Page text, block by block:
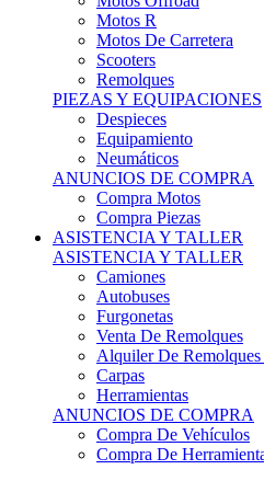
Motos R
Motos De Carretera
Scooters
Remolques
PIEZAS Y EQUIPACIONES
Despieces
Equipamiento
Neumáticos
ANUNCIOS DE COMPRA
Compra Motos
Compra Piezas
ASISTENCIA Y TALLER
ASISTENCIA Y TALLER
Camiones
Autobuses
Furgonetas
Venta De Remolques
Alquiler De
Carpas
Herramientas
ANUNCIOS DE COMPRA
Compra De Vehículos
Compra De